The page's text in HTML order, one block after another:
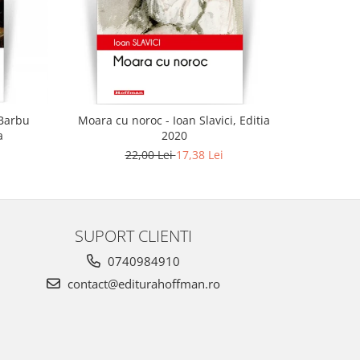
Moara cu noroc - Ioan Slavici, Editia
2020
22,00 Lei17,38 Lei
SUPORT CLIENTI
0740984910
contact@editurahoffman.ro